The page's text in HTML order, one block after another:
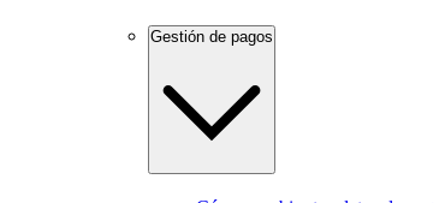
Gestión de pagos